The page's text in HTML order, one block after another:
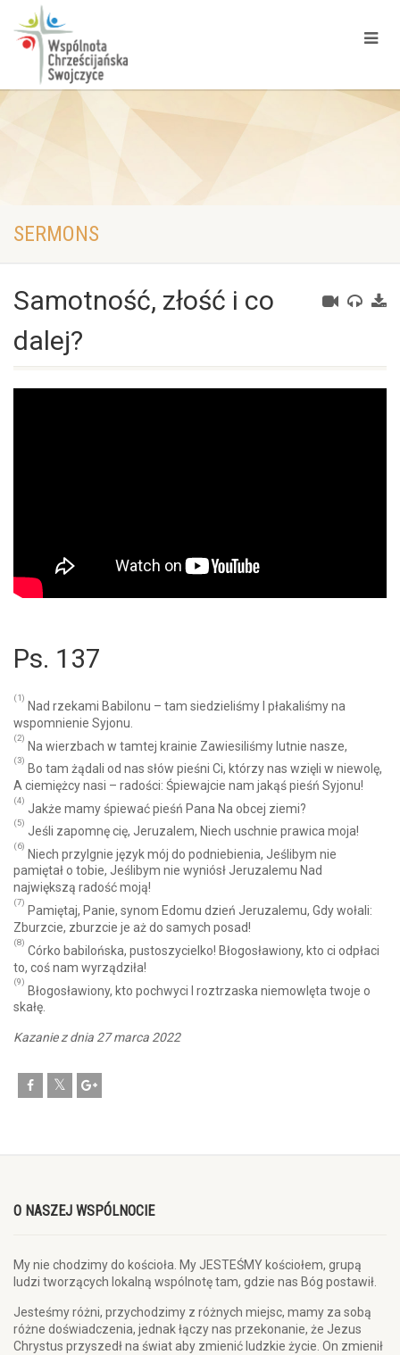
SERMONS
Samotność, złość i co
dalej?
Ps. 137
(1)
Nad rzekami Babilonu – tam siedzieliśmy I płakaliśmy na
wspomnienie Syjonu.
(2)
Na wierzbach w tamtej krainie Zawiesiliśmy lutnie nasze,
(3)
Bo tam żądali od nas słów pieśni Ci, którzy nas wzięli w niewolę,
A ciemiężcy nasi – radości: Śpiewajcie nam jakąś pieśń Syjonu!
(4)
Jakże mamy śpiewać pieśń Pana Na obcej ziemi?
(5)
Jeśli zapomnę cię, Jeruzalem, Niech uschnie prawica moja!
(6)
Niech przylgnie język mój do podniebienia, Jeślibym nie
pamiętał o tobie, Jeślibym nie wyniósł Jeruzalemu Nad
największą radość moją!
(7)
Pamiętaj, Panie, synom Edomu dzień Jeruzalemu, Gdy wołali:
Zburzcie, zburzcie je aż do samych posad!
(8)
Córko babilońska, pustoszycielko! Błogosławiony, kto ci odpłaci
to, coś nam wyrządziła!
(9)
Błogosławiony, kto pochwyci I roztrzaska niemowlęta twoje o
skałę.
Kazanie z dnia 27 marca 2022
O NASZEJ WSPÓLNOCIE
My nie chodzimy do kościoła. My JESTEŚMY kościołem, grupą
ludzi tworzących lokalną wspólnotę tam, gdzie nas Bóg postawił.
Jesteśmy różni, przychodzimy z różnych miejsc, mamy za sobą
różne doświadczenia, jednak łączy nas przekonanie, że Jezus
Chrystus przyszedł na świat aby zmienić ludzkie życie. On zmienił